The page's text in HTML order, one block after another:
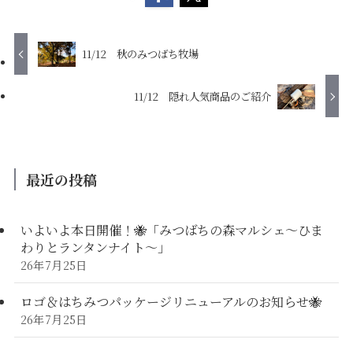
11/12 秋のみつばち牧場
11/12 隠れ人気商品のご紹介
最近の投稿
いよいよ本日開催！🐝「みつばちの森マルシェ〜ひま
わりとランタンナイト〜」
26年7月25日
ロゴ＆はちみつパッケージリニューアルのお知らせ🐝
26年7月25日